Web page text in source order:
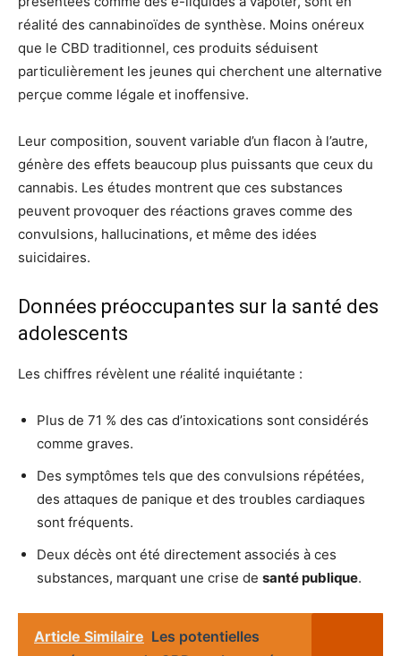
réalité des cannabinoïdes de synthèse. Moins onéreux
que le CBD traditionnel, ces produits séduisent
particulièrement les jeunes qui cherchent une alternative
perçue comme légale et inoffensive.
Leur composition, souvent variable d’un flacon à l’autre,
génère des effets beaucoup plus puissants que ceux du
cannabis. Les études montrent que ces substances
peuvent provoquer des réactions graves comme des
convulsions, hallucinations, et même des idées
suicidaires.
Données préoccupantes sur la santé des
adolescents
Les chiffres révèlent une réalité inquiétante :
Plus de 71 % des cas d’intoxications sont considérés
comme graves.
Des symptômes tels que des convulsions répétées,
des attaques de panique et des troubles cardiaques
sont fréquents.
Deux décès ont été directement associés à ces
substances, marquant une crise de santé publique.
Article Similaire Les potentielles